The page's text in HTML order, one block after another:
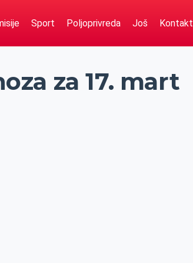
Sport Poljoprivreda Još Kontakt
za 17. mart